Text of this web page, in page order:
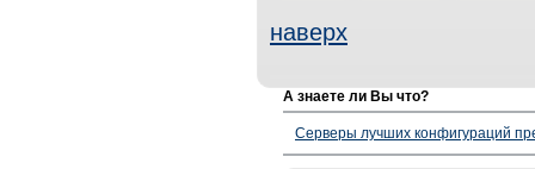
наверх
А знаете ли Вы что?
Серверы лучших конфигураций